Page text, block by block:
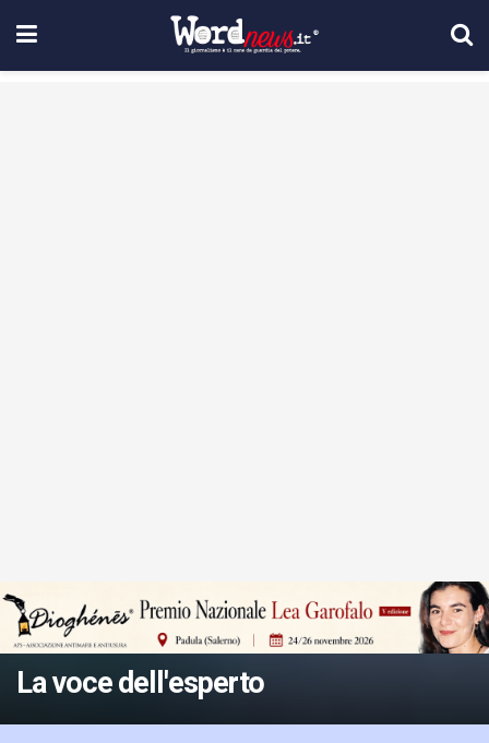
La voce dell'esperto